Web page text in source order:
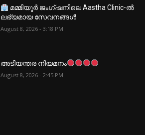
മമ്മിയൂർ ജംഗ്ഷനിലെ Aastha Clinic-ൽ
ലഭ്യമായ സേവനങ്ങൾ
August 8, 2026 - 3:18 PM
അടിയന്തര നിയമനം
August 8, 2026 - 2:45 PM